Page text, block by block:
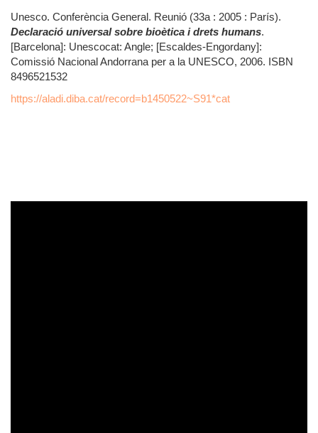
Unesco. Conferència General. Reunió (33a : 2005 : París).
Declaració universal sobre bioètica i drets humans.
[Barcelona]: Unescocat: Angle; [Escaldes-Engordany]:
Comissió Nacional Andorrana per a la UNESCO, 2006. ISBN
8496521532
https://aladi.diba.cat/record=b1450522~S91*cat